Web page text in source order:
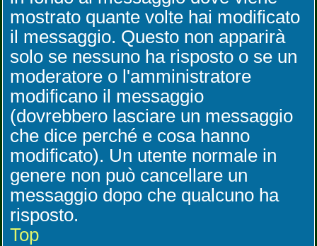
mostrato quante volte hai modificato
il messaggio. Questo non apparirà
solo se nessuno ha risposto o se un
moderatore o l'amministratore
modificano il messaggio
(dovrebbero lasciare un messaggio
che dice perché e cosa hanno
modificato). Un utente normale in
genere non può cancellare un
messaggio dopo che qualcuno ha
risposto.
Top